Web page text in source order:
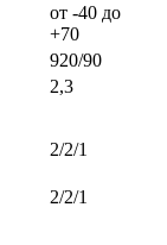
от -40 до
+70
920/90
2,3
2/2/1
2/2/1